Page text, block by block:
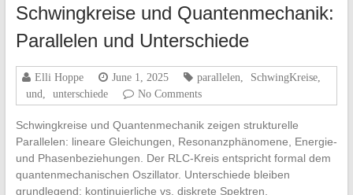
Schwingkreise und Quantenmechanik:
Parallelen und Unterschiede
Elli Hoppe June 1, 2025 parallelen SchwingKreise,
und
unterschiede No Comments
Schwingkreise und Quantenmechanik zeigen strukturelle
Parallelen: lineare Gleichungen, Resonanzphänomene, Energie-
und Phasenbeziehungen. Der RLC-Kreis entspricht formal dem
quantenmechanischen Oszillator. Unterschiede bleiben
grundlegend: kontinuierliche vs. diskrete Spektren,